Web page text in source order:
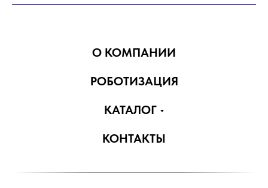
О КОМПАНИИ
РОБОТИЗАЦИЯ
КАТАЛОГ
КОНТАКТЫ